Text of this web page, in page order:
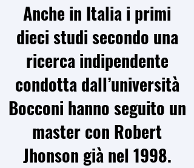
Anche in Italia i primi
dieci studi secondo una
ricerca indipendente
condotta dall’università
Bocconi hanno seguito un
master con Robert
Jhonson già nel 1998.